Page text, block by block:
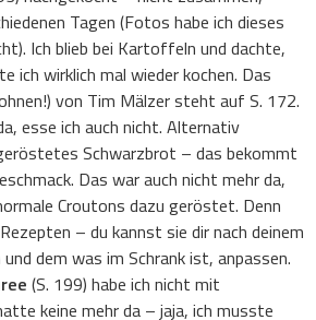
Tagen (Fotos habe ich dieses
Ich blieb bei Kartoffeln und dachte,
ich wirklich mal wieder kochen. Das
von Tim Mälzer steht auf S. 172.
esse ich auch nicht. Alternativ
Schwarzbrot – das bekommt
Das war auch nicht mehr da,
Croutons dazu geröstet. Denn
– du kannst sie dir nach deinem
dem was im Schrank ist, anpassen.
(S. 199) habe ich nicht mit
keine mehr da – jaja, ich musste